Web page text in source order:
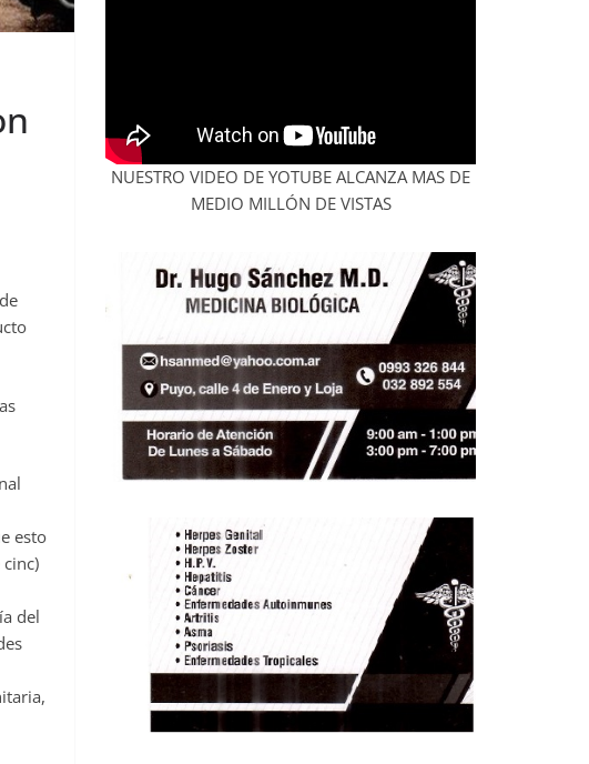
esto
del
NUESTRO VIDEO DE YOTUBE ALCANZA MAS DE
MEDIO MILLÓN DE VISTAS